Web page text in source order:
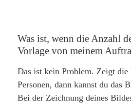
Was ist, wenn die Anzahl
Vorlage von meinem
Das ist kein Problem. Zeigt die
Personen, dann kannst du das
Bei der Zeichnung deines